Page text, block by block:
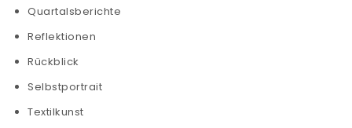
Quartalsberichte
Reflektionen
Rückblick
Selbstportrait
Textilkunst